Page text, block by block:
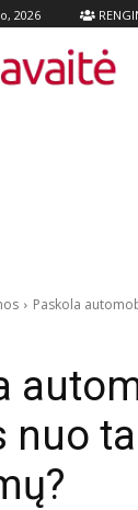
2026
Paskola
nuo